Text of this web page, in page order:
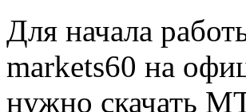
Для начала
markets60 на
нужно скачать